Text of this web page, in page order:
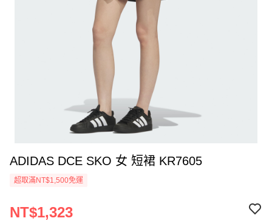
ADIDAS DCE SKO 女 短裙 KR7605
超取滿NT$1,500免運
NT$1,323